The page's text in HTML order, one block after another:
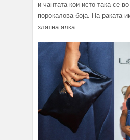
и чантата кои исто така се
порокалова боја. На раката
златна алка.